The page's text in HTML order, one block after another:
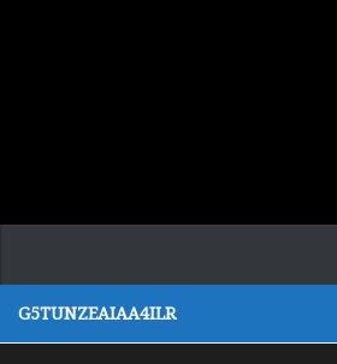
G5TUNZEAIAA4ILR